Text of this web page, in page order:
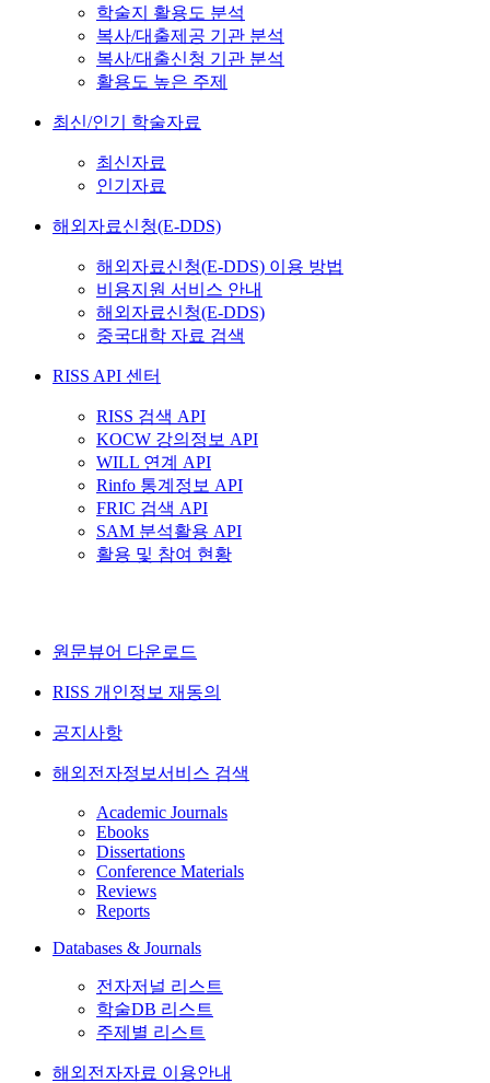
학술지 활용도 분석
복사/대출제공 기관 분석
복사/대출신청 기관 분석
활용도 높은 주제
최신/인기 학술자료
최신자료
인기자료
해외자료신청(E-DDS)
해외자료신청(E-DDS) 이용 방법
비용지원 서비스 안내
해외자료신청(E-DDS)
중국대학 자료 검색
RISS API 센터
RISS 검색 API
KOCW 강의정보 API
WILL 연계 API
Rinfo 통계정보 API
FRIC 검색 API
SAM 분석활용 API
활용 및 참여 현황
원문뷰어 다운로드
RISS 개인정보 재동의
공지사항
해외전자정보서비스 검색
Academic Journals
Ebooks
Dissertations
Conference Materials
Reviews
Reports
Databases & Journals
전자저널 리스트
학술DB 리스트
주제별 리스트
해외전자자료 이용안내